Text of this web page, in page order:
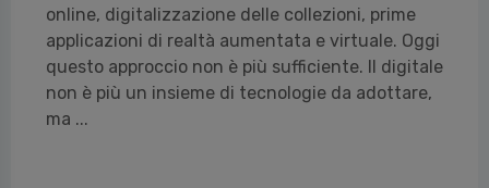
online, digitalizzazione delle collezioni, prime
applicazioni di realtà aumentata e virtuale. Oggi
questo approccio non è più sufficiente. Il digitale
non è più un insieme di tecnologie da adottare,
ma ...